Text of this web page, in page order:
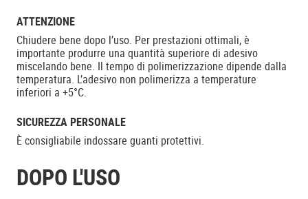
ATTENZIONE
Chiudere bene dopo l’uso. Per prestazioni ottimali, è
importante produrre una quantità superiore di adesivo
miscelando bene. Il tempo di polimerizzazione dipende dalla
temperatura. L’adesivo non polimerizza a temperature
inferiori a +5°C.
SICUREZZA PERSONALE
È consigliabile indossare guanti protettivi.
DOPO L'USO